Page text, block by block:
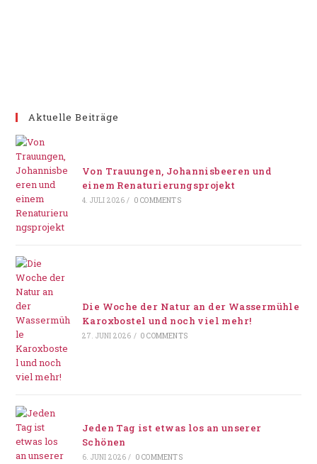
Aktuelle Beiträge
Von Trauungen, Johannisbeeren und
einem Renaturierungsprojekt
4. JULI 2026 / 0 COMMENTS
Die Woche der Natur an der Wassermühle
Karoxbostel und noch viel mehr!
27. JUNI 2026 / 0 COMMENTS
Jeden Tag ist etwas los an unserer
Schönen
6. JUNI 2026 / 0 COMMENTS